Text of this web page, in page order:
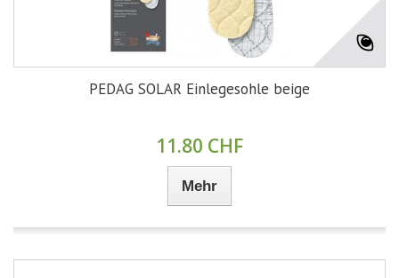
PEDAG SOLAR Einlegesohle beige
11.80 CHF
Mehr